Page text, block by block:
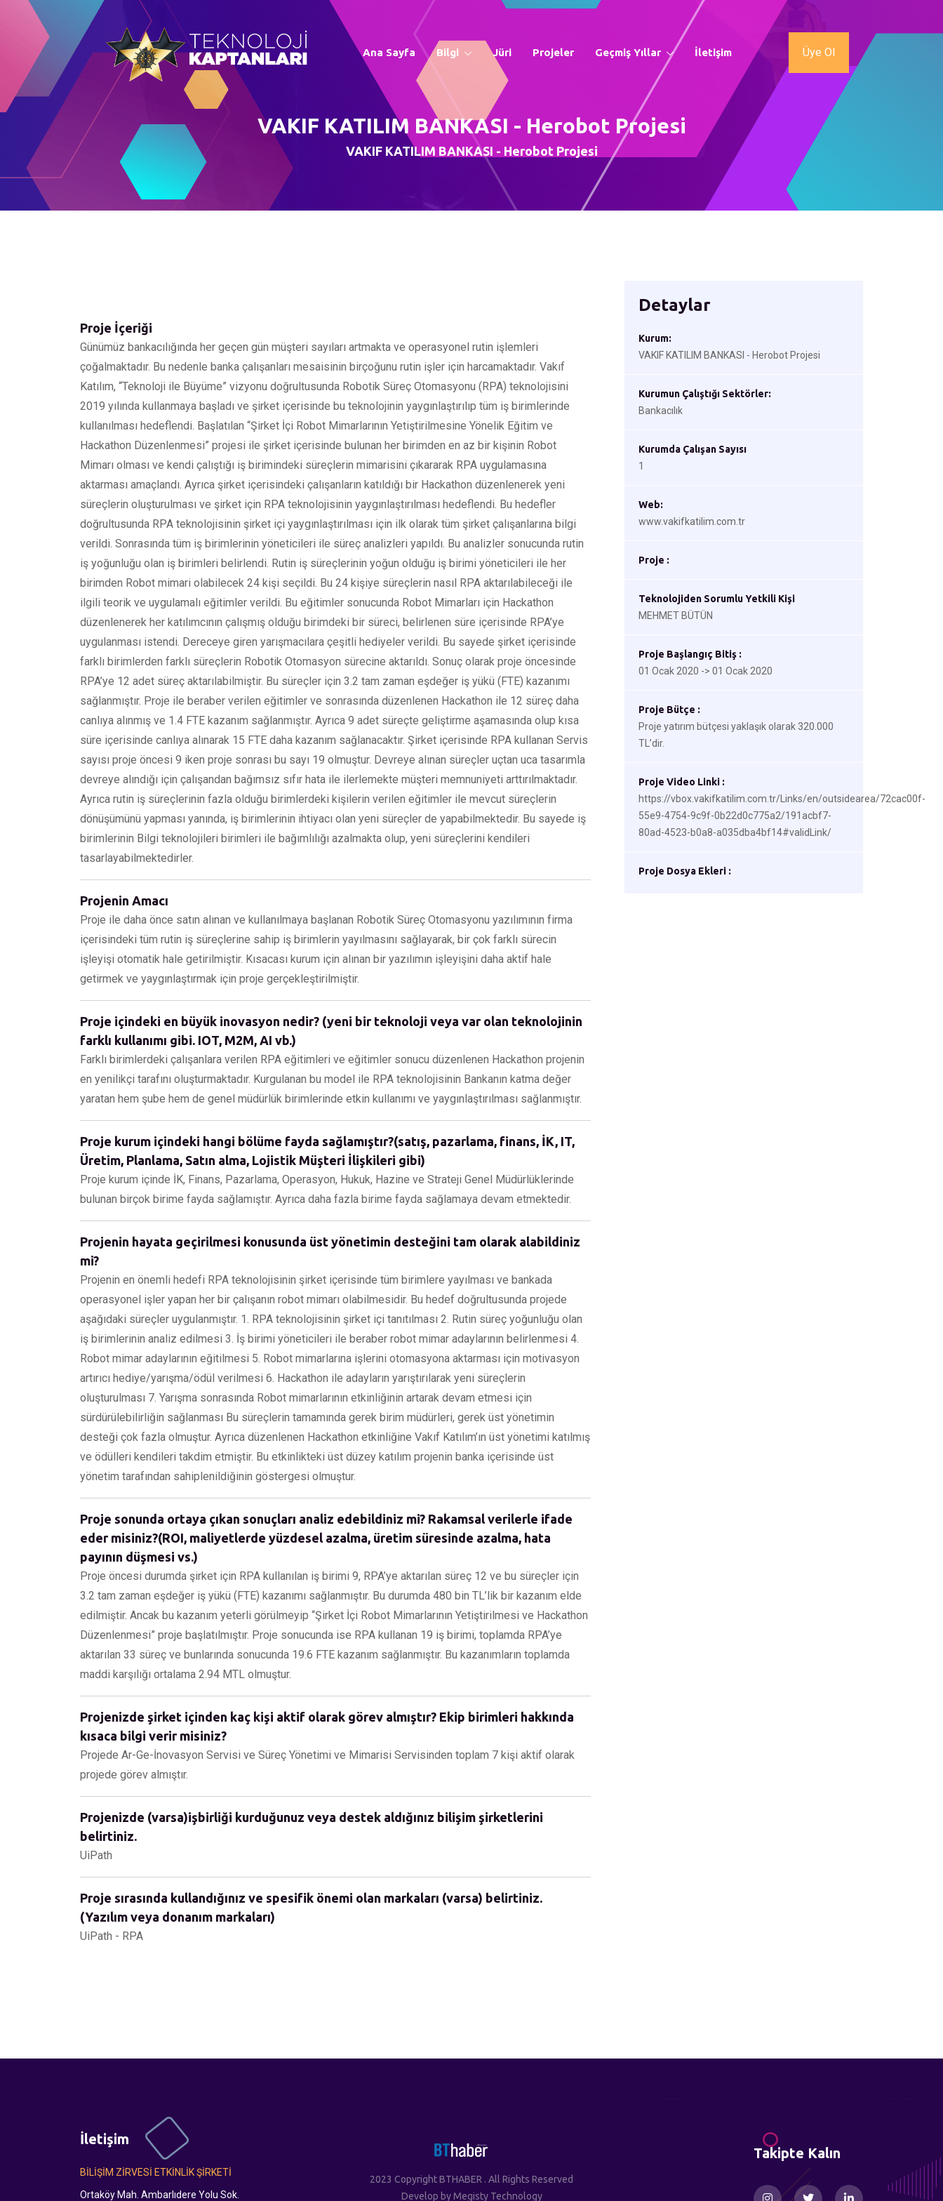
Ana Sayfa Bilgi Jüri Projeler Geçmiş Yıllar İletişim Üye Ol
VAKIF KATILIM BANKASI - Herobot Projesi
VAKIF KATILIM BANKASI - Herobot Projesi
Proje İçeriği
Günümüz bankacılığında her geçen gün müşteri sayıları artmakta ve operasyonel rutin işlemleri
çoğalmaktadır. Bu nedenle banka çalışanları mesaisinin birçoğunu rutin işler için harcamaktadır. Vakıf
Katılım, “Teknoloji ile Büyüme” vizyonu doğrultusunda Robotik Süreç Otomasyonu (RPA) teknolojisini
2019 yılında kullanmaya başladı ve şirket içerisinde bu teknolojinin yaygınlaştırılıp tüm iş birimlerinde
kullanılması hedeflendi. Başlatılan “Şirket İçi Robot Mimarlarının Yetiştirilmesine Yönelik Eğitim ve
Hackathon Düzenlenmesi” projesi ile şirket içerisinde bulunan her birimden en az bir kişinin Robot
Mimarı olması ve kendi çalıştığı iş birimindeki süreçlerin mimarisini çıkararak RPA uygulamasına
aktarması amaçlandı. Ayrıca şirket içerisindeki çalışanların katıldığı bir Hackathon düzenlenerek yeni
süreçlerin oluşturulması ve şirket için RPA teknolojisinin yaygınlaştırılması hedeflendi. Bu hedefler
doğrultusunda RPA teknolojisinin şirket içi yaygınlaştırılması için ilk olarak tüm şirket çalışanlarına bilgi
verildi. Sonrasında tüm iş birimlerinin yöneticileri ile süreç analizleri yapıldı. Bu analizler sonucunda rutin
iş yoğunluğu olan iş birimleri belirlendi. Rutin iş süreçlerinin yoğun olduğu iş birimi yöneticileri ile her
birimden Robot mimari olabilecek 24 kişi seçildi. Bu 24 kişiye süreçlerin nasıl RPA aktarılabileceği ile
ilgili teorik ve uygulamalı eğitimler verildi. Bu eğitimler sonucunda Robot Mimarları için Hackathon
düzenlenerek her katılımcının çalışmış olduğu birimdeki bir süreci, belirlenen süre içerisinde RPA’ye
uygulanması istendi. Dereceye giren yarışmacılara çeşitli hediyeler verildi. Bu sayede şirket içerisinde
farklı birimlerden farklı süreçlerin Robotik Otomasyon sürecine aktarıldı. Sonuç olarak proje öncesinde
RPA’ye 12 adet süreç aktarılabilmiştir. Bu süreçler için 3.2 tam zaman eşdeğer iş yükü (FTE) kazanımı
sağlanmıştır. Proje ile beraber verilen eğitimler ve sonrasında düzenlenen Hackathon ile 12 süreç daha
canlıya alınmış ve 1.4 FTE kazanım sağlanmıştır. Ayrıca 9 adet süreçte geliştirme aşamasında olup kısa
süre içerisinde canlıya alınarak 15 FTE daha kazanım sağlanacaktır. Şirket içerisinde RPA kullanan Servis
sayısı proje öncesi 9 iken proje sonrası bu sayı 19 olmuştur. Devreye alınan süreçler uçtan uca tasarımla
devreye alındığı için çalışandan bağımsız sıfır hata ile ilerlemekte müşteri memnuniyeti arttırılmaktadır.
Ayrıca rutin iş süreçlerinin fazla olduğu birimlerdeki kişilerin verilen eğitimler ile mevcut süreçlerin
dönüşümünü yapması yanında, iş birimlerinin ihtiyacı olan yeni süreçler de yapabilmektedir. Bu sayede iş
birimlerinin Bilgi teknolojileri birimleri ile bağımlılığı azalmakta olup, yeni süreçlerini kendileri
tasarlayabilmektedirler.
Projenin Amacı
Proje ile daha önce satın alınan ve kullanılmaya başlanan Robotik Süreç Otomasyonu yazılımının firma
içerisindeki tüm rutin iş süreçlerine sahip iş birimlerin yayılmasını sağlayarak, bir çok farklı sürecin
işleyişi otomatik hale getirilmiştir. Kısacası kurum için alınan bir yazılımın işleyişini daha aktif hale
getirmek ve yaygınlaştırmak için proje gerçekleştirilmiştir.
Proje içindeki en büyük inovasyon nedir? (yeni bir teknoloji veya var olan teknolojinin
farklı kullanımı gibi. IOT, M2M, AI vb.)
Farklı birimlerdeki çalışanlara verilen RPA eğitimleri ve eğitimler sonucu düzenlenen Hackathon projenin
en yenilikçi tarafını oluşturmaktadır. Kurgulanan bu model ile RPA teknolojisinin Bankanın katma değer
yaratan hem şube hem de genel müdürlük birimlerinde etkin kullanımı ve yaygınlaştırılması sağlanmıştır.
Proje kurum içindeki hangi bölüme fayda sağlamıştır?(satış, pazarlama, finans, İK, IT,
Üretim, Planlama, Satın alma, Lojistik Müşteri İlişkileri gibi)
Proje kurum içinde İK, Finans, Pazarlama, Operasyon, Hukuk, Hazine ve Strateji Genel Müdürlüklerinde
bulunan birçok birime fayda sağlamıştır. Ayrıca daha fazla birime fayda sağlamaya devam etmektedir.
Projenin hayata geçirilmesi konusunda üst yönetimin desteğini tam olarak alabildiniz
mi?
Projenin en önemli hedefi RPA teknolojisinin şirket içerisinde tüm birimlere yayılması ve bankada
operasyonel işler yapan her bir çalışanın robot mimarı olabilmesidir. Bu hedef doğrultusunda projede
aşağıdaki süreçler uygulanmıştır. 1. RPA teknolojisinin şirket içi tanıtılması 2. Rutin süreç yoğunluğu olan
iş birimlerinin analiz edilmesi 3. İş birimi yöneticileri ile beraber robot mimar adaylarının belirlenmesi 4.
Robot mimar adaylarının eğitilmesi 5. Robot mimarlarına işlerini otomasyona aktarması için motivasyon
artırıcı hediye/yarışma/ödül verilmesi 6. Hackathon ile adayların yarıştırılarak yeni süreçlerin
oluşturulması 7. Yarışma sonrasında Robot mimarlarının etkinliğinin artarak devam etmesi için
sürdürülebilirliğin sağlanması Bu süreçlerin tamamında gerek birim müdürleri, gerek üst yönetimin
desteği çok fazla olmuştur. Ayrıca düzenlenen Hackathon etkinliğine Vakıf Katılım’ın üst yönetimi katılmış
ve ödülleri kendileri takdim etmiştir. Bu etkinlikteki üst düzey katılım projenin banka içerisinde üst
yönetim tarafından sahiplenildiğinin göstergesi olmuştur.
Proje sonunda ortaya çıkan sonuçları analiz edebildiniz mi? Rakamsal verilerle ifade
eder misiniz?(ROI, maliyetlerde yüzdesel azalma, üretim süresinde azalma, hata
payının düşmesi vs.)
Proje öncesi durumda şirket için RPA kullanılan iş birimi 9, RPA’ye aktarılan süreç 12 ve bu süreçler için
3.2 tam zaman eşdeğer iş yükü (FTE) kazanımı sağlanmıştır. Bu durumda 480 bin TL’lik bir kazanım elde
edilmiştir. Ancak bu kazanım yeterli görülmeyip “Şirket İçi Robot Mimarlarının Yetiştirilmesi ve Hackathon
Düzenlenmesi” proje başlatılmıştır. Proje sonucunda ise RPA kullanan 19 iş birimi, toplamda RPA’ye
aktarılan 33 süreç ve bunlarında sonucunda 19.6 FTE kazanım sağlanmıştır. Bu kazanımların toplamda
maddi karşılığı ortalama 2.94 MTL olmuştur.
Projenizde şirket içinden kaç kişi aktif olarak görev almıştır? Ekip birimleri hakkında
kısaca bilgi verir misiniz?
Projede Ar-Ge-İnovasyon Servisi ve Süreç Yönetimi ve Mimarisi Servisinden toplam 7 kişi aktif olarak
projede görev almıştır.
Projenizde (varsa)işbirliği kurduğunuz veya destek aldığınız bilişim şirketlerini
belirtiniz.
UiPath
Proje sırasında kullandığınız ve spesifik önemi olan markaları (varsa) belirtiniz.
(Yazılım veya donanım markaları)
UiPath - RPA
Detaylar
Kurum:
VAKIF KATILIM BANKASI - Herobot Projesi
Kurumun Çalıştığı Sektörler:
Bankacılık
Kurumda Çalışan Sayısı
1
Web:
www.vakifkatilim.com.tr
Proje :
Teknolojiden Sorumlu Yetkili Kişi
MEHMET BÜTÜN
Proje Başlangıç Bitiş :
01 Ocak 2020 -> 01 Ocak 2020
Proje Bütçe :
Proje yatırım bütçesi yaklaşık olarak 320.000
TL’dir.
Proje Video Linki :
https://vbox.vakifkatilim.com.tr/Links/en/outsidearea/72cac00f-
55e9-4754-9c9f-0b22d0c775a2/191acbf7-
80ad-4523-b0a8-a035dba4bf14#validLink/
Proje Dosya Ekleri :
İletişim
BİLİŞİM ZİRVESİ ETKİNLİK ŞİRKETİ
Ortaköy Mah. Ambarlıdere Yolu Sok.
2023 Copyright BTHABER . All Rights Reserved
Develop byMegisty Technology
Takipte Kalın